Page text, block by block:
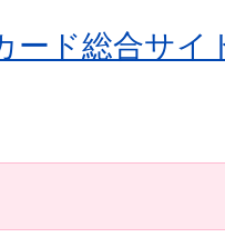
ード総合サ